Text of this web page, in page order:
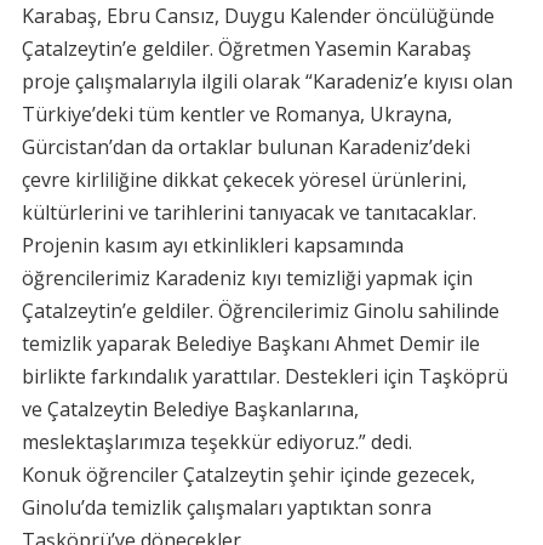
Karabaş, Ebru Cansız, Duygu Kalender öncülüğünde
Çatalzeytin’e geldiler. Öğretmen Yasemin Karabaş
proje çalışmalarıyla ilgili olarak “Karadeniz’e kıyısı olan
Türkiye’deki tüm kentler ve Romanya, Ukrayna,
Gürcistan’dan da ortaklar bulunan Karadeniz’deki
çevre kirliliğine dikkat çekecek yöresel ürünlerini,
kültürlerini ve tarihlerini tanıyacak ve tanıtacaklar.
Projenin kasım ayı etkinlikleri kapsamında
öğrencilerimiz Karadeniz kıyı temizliği yapmak için
Çatalzeytin’e geldiler. Öğrencilerimiz Ginolu sahilinde
temizlik yaparak Belediye Başkanı Ahmet Demir ile
birlikte farkındalık yarattılar. Destekleri için Taşköprü
ve Çatalzeytin Belediye Başkanlarına,
meslektaşlarımıza teşekkür ediyoruz.” dedi.
Konuk öğrenciler Çatalzeytin şehir içinde gezecek,
Ginolu’da temizlik çalışmaları yaptıktan sonra
Taşköprü’ye dönecekler.